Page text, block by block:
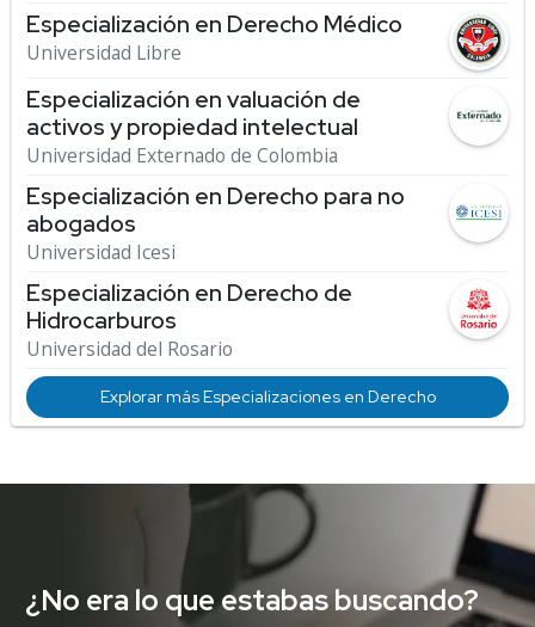
Especialización en Derecho Médico
Universidad Libre
Especialización en valuación de
activos y propiedad intelectual
Universidad Externado de Colombia
Especialización en Derecho para no
abogados
Universidad Icesi
Especialización en Derecho de
Hidrocarburos
Universidad del Rosario
Explorar más Especializaciones en Derecho
¿No era lo que estabas buscando?